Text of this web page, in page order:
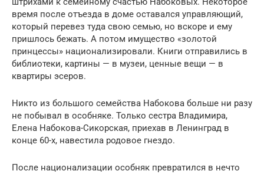
время после отъезда в доме оставался управляющий,
который перевез туда свою семью, но вскоре и ему
пришлось бежать. А потом имущество «золотой
принцессы» национализировали. Книги отправились в
библиотеки, картины — в музеи, ценные вещи — в
квартиры эсеров.
Никто из большого семейства Набокова больше ни разу
не побывал в особняке. Только сестра Владимира,
Елена Набокова-Сикорская, приехав в Ленинград в
конце 60-х, навестила родовое гнездо.
После национализации особняк превратился в нечто